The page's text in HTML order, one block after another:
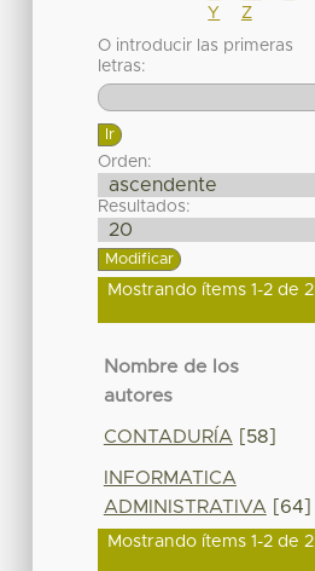
Y
Z
O introducir las primeras
letras:
Orden:
Resultados:
Mostrando ítems 1-2 de 2
Nombre de los
autores
CONTADURÍA [58]
INFORMATICA
ADMINISTRATIVA [64]
Mostrando ítems 1-2 de 2